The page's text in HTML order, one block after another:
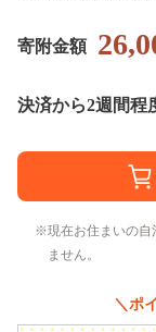
寄附金額
決済から2週間程
現在お住まいの
ません。
＼ポ